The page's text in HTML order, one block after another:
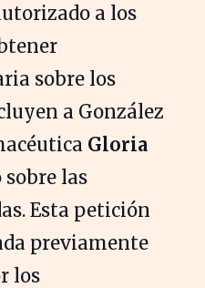
a los
sobre los
a González
Gloria
sobre las
Esta petición
previamente
los